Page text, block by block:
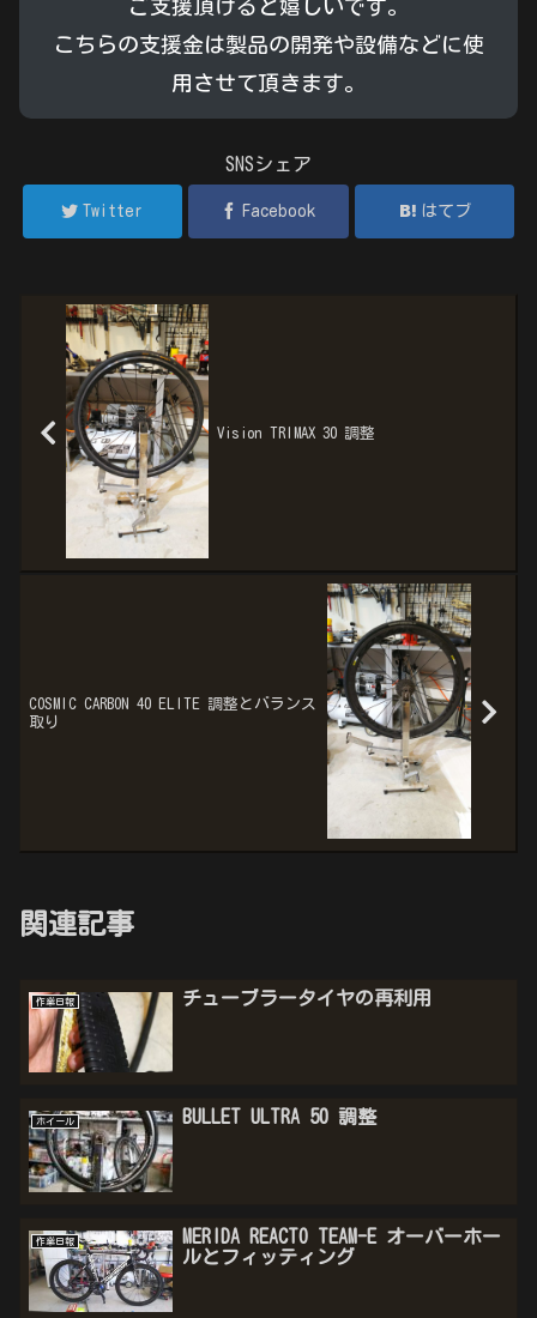
ご支援頂けると嬉しいです。
こちらの支援金は製品の開発や設備などに使
用させて頂きます。
SNSシェア
Twitter Facebook はてブ
Vision TRIMAX 30 調整
COSMIC CARBON 40 ELITE 調整とバランス
取り
関連記事
作業日報 チューブラータイヤの再利用
ホイール BULLET ULTRA 50 調整
作業日報
MERIDA REACTO TEAM-E オーバーホー
ルとフィッティング